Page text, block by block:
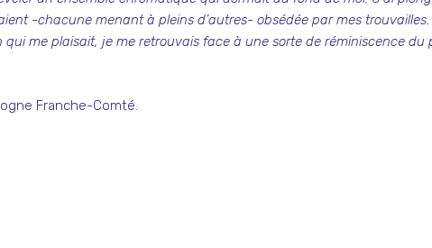
-chacune menant à pleins d’autres- obsédée par mes
me plaisait, je me retrouvais face à une sorte de réminiscence du
Franche-Comté.